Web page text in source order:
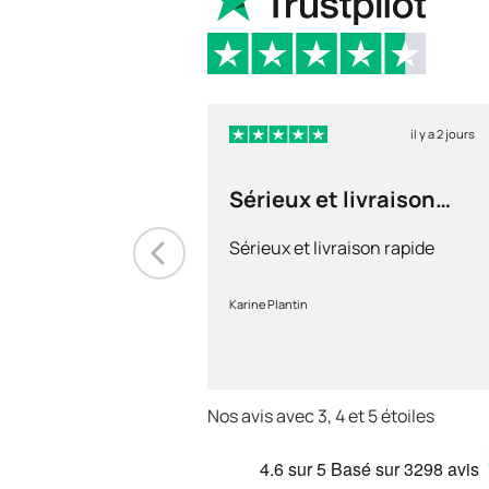
il y a 2 jours
Sérieux et livraison
Sérieux et livraison rapide
Karine Plantin
Nos avis avec 3, 4 et 5 étoiles
4.6sur 5 Basé sur3298 avis